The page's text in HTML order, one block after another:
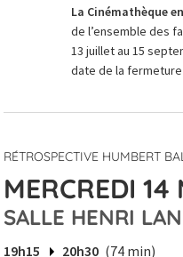
La Cinémathèque
de l’ensemble des
13 juillet au 15
date de la
RÉTROSPECTIVE HUMBERT
MERCREDI
SALLE HENRI
19h15 20h30 (74 min)